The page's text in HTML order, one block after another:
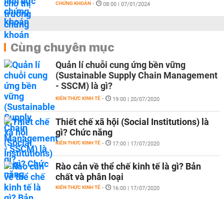
CHỨNG KHOÁN - 08:00 | 07/01/2024
Cùng chuyên mục
Quản lí chuỗi cung ứng bền vững
(Sustainable Supply Chain Management
- SSCM) là gì?
KIẾN THỨC KINH TẾ - 19:00 | 20/07/2020
Thiết chế xã hội (Social Institutions) là
gì? Chức năng
KIẾN THỨC KINH TẾ - 17:00 | 17/07/2020
Rào cản về thể chế kinh tế là gì? Bản
chất và phân loại
KIẾN THỨC KINH TẾ - 16:00 | 17/07/2020